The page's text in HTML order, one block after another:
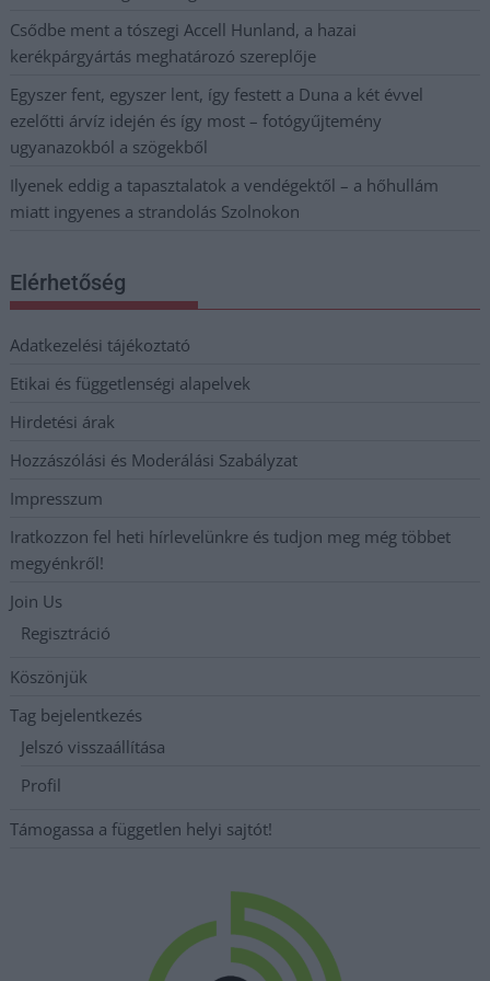
Csődbe ment a tószegi Accell Hunland, a hazai
kerékpárgyártás meghatározó szereplője
Egyszer fent, egyszer lent, így festett a Duna a két évvel
ezelőtti árvíz idején és így most – fotógyűjtemény
ugyanazokból a szögekből
Ilyenek eddig a tapasztalatok a vendégektől – a hőhullám
miatt ingyenes a strandolás Szolnokon
Elérhetőség
Adatkezelési tájékoztató
Etikai és függetlenségi alapelvek
Hirdetési árak
Hozzászólási és Moderálási Szabályzat
Impresszum
Iratkozzon fel heti hírlevelünkre és tudjon meg még többet
megyénkről!
Join Us
Regisztráció
Köszönjük
Tag bejelentkezés
Jelszó visszaállítása
Profil
Támogassa a független helyi sajtót!